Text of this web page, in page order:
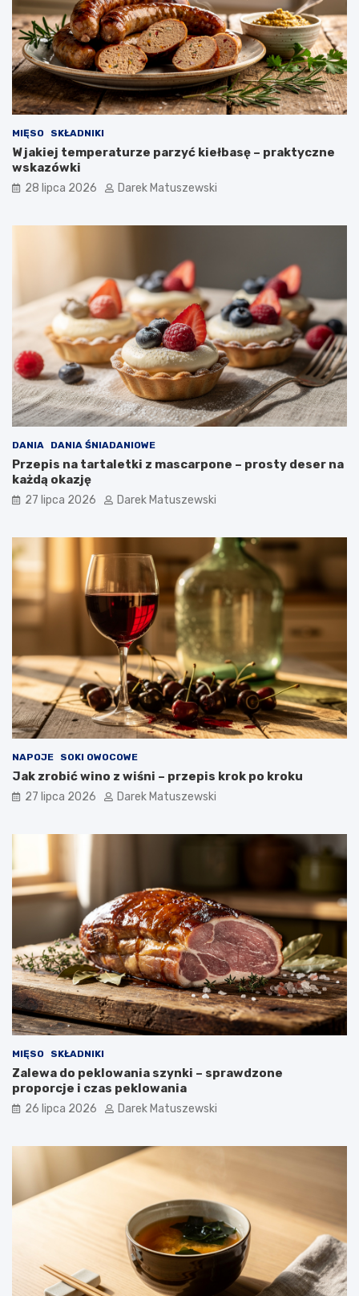
MIĘSO SKŁADNIKI
W jakiej temperaturze parzyć kiełbasę – praktyczne
wskazówki
28 lipca 2026 Darek Matuszewski
DANIA DANIA ŚNIADANIOWE
Przepis na tartaletki z mascarpone – prosty deser na
każdą okazję
27 lipca 2026 Darek Matuszewski
NAPOJE SOKI OWOCOWE
Jak zrobić wino z wiśni – przepis krok po kroku
27 lipca 2026 Darek Matuszewski
MIĘSO SKŁADNIKI
Zalewa do peklowania szynki – sprawdzone
proporcje i czas peklowania
26 lipca 2026 Darek Matuszewski